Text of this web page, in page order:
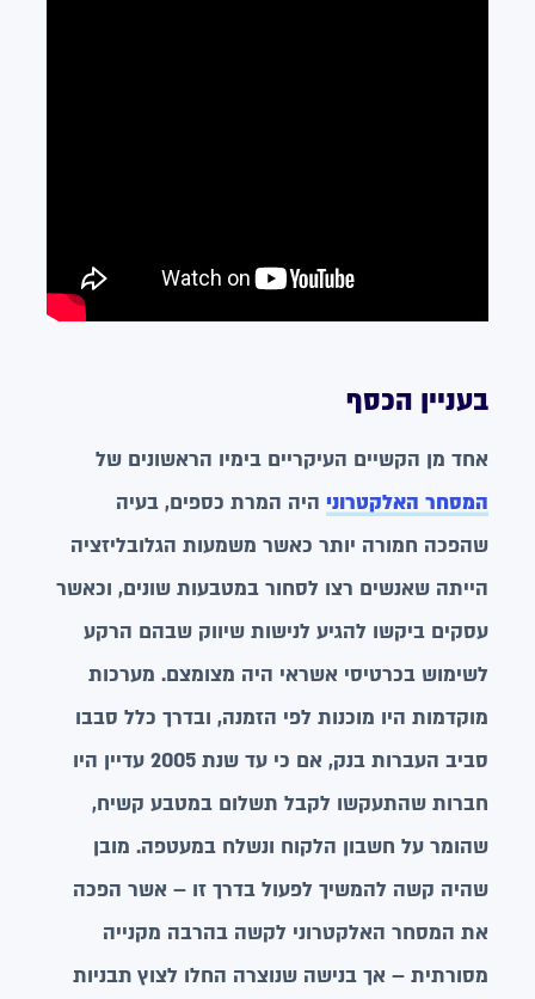
בעניין הכסף
אחד מן הקשיים העיקריים בימיו הראשונים של
המסחר האלקטרוני היה המרת כספים, בעיה
שהפכה חמורה יותר כאשר משמעות הגלובליזציה
הייתה שאנשים רצו לסחור במטבעות שונים, וכאשר
עסקים ביקשו להגיע לנישות שיווק שבהם הרקע
לשימוש בכרטיסי אשראי היה מצומצם. מערכות
מוקדמות היו מוכנות לפי הזמנה, ובדרך כלל סבבו
סביב העברות בנק, אם כי עד שנת 2005 עדיין היו
חברות שהתעקשו לקבל תשלום במטבע קשיח,
שהומר על חשבון הלקוח ונשלח במעטפה. מובן
שהיה קשה להמשיך לפעול בדרך זו – אשר הפכה
את המסחר האלקטרוני לקשה בהרבה מקנייה
מסורתית – אך בנישה שנוצרה החלו לצוץ תבניות